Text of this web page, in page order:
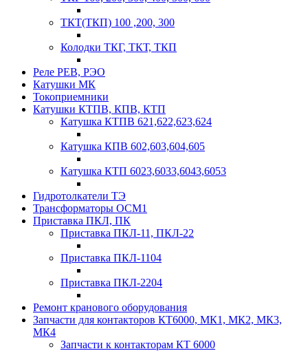
ТКТ(ТКП) 100 ,200, 300
Колодки ТКГ, ТКТ, ТКП
Реле РЕВ, РЭО
Катушки МК
Токоприемники
Катушки КТПВ, КПВ, КТП
Катушка КТПВ 621,622,623,624
Катушка КПВ 602,603,604,605
Катушка КТП 6023,6033,6043,6053
Гидротолкатели ТЭ
Трансформаторы ОСМ1
Приставка ПКЛ, ПК
Приставка ПКЛ-11, ПКЛ-22
Приставка ПКЛ-1104
Приставка ПКЛ-2204
Ремонт кранового оборудования
Запчасти для контакторов КТ6000, МК1, МК2, МК3,
МК4
Запчасти к контакторам КТ 6000